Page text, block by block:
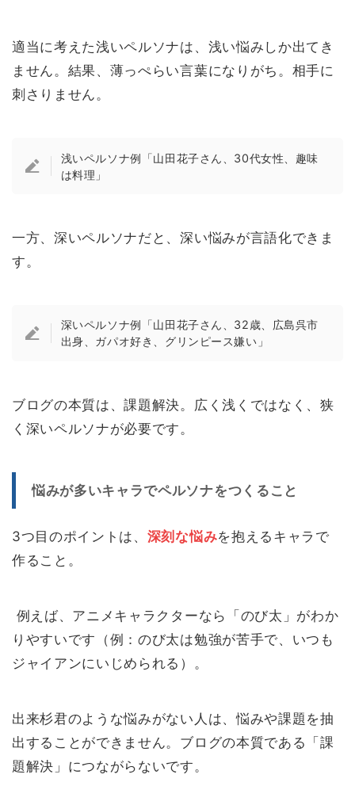
適当に考えた浅いペルソナは、浅い悩みしか出てき
ません。結果、薄っぺらい言葉になりがち。相手に
刺さりません。
浅いペルソナ例「山田花子さん、30代女性、趣味
は料理」
一方、深いペルソナだと、深い悩みが言語化できま
す。
深いペルソナ例「山田花子さん、32歳、広島呉市
出身、ガパオ好き、グリンピース嫌い」
ブログの本質は、課題解決。広く浅くではなく、狭
く深いペルソナが必要です。
悩みが多いキャラでペルソナをつくること
3つ目のポイントは、 深刻な悩みを抱えるキャラで
作ること。
例えば、アニメキャラクターなら「のび太」がわか
りやすいです（例：のび太は勉強が苦手で、いつも
ジャイアンにいじめられる）。
出来杉君のような悩みがない人は、悩みや課題を抽
出することができません。ブログの本質である「課
題解決」につながらないです。